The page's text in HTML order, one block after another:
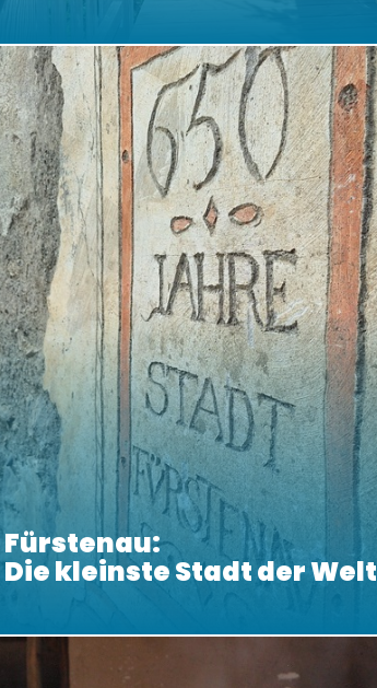
Fürstenau:
Die kleinste Stadt der Welt